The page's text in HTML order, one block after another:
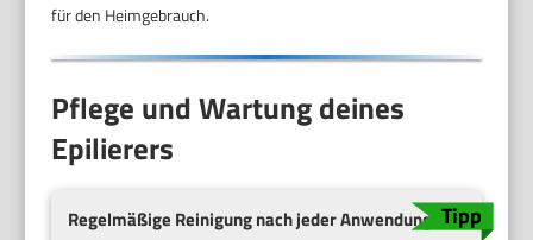
für den Heimgebrauch.
Pflege und Wartung deines
Epilierers
Regelmäßige Reinigung nach jeder Anwendung